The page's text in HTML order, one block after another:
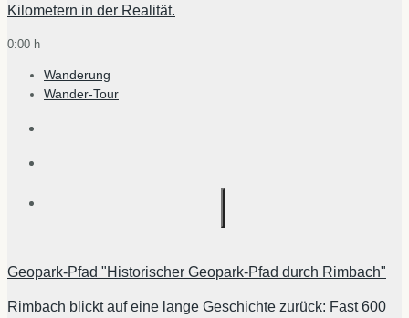
Kilometern in der Realität.
0:00 h
Wanderung
Wander-Tour
Geopark-Pfad "Historischer Geopark-Pfad durch Rimbach"
Rimbach blickt auf eine lange Geschichte zurück: Fast 600